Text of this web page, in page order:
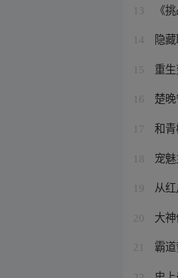
13 《
14 隐
15 重
16 楚
17 和
18 宠
19 从
20 大
21 霸